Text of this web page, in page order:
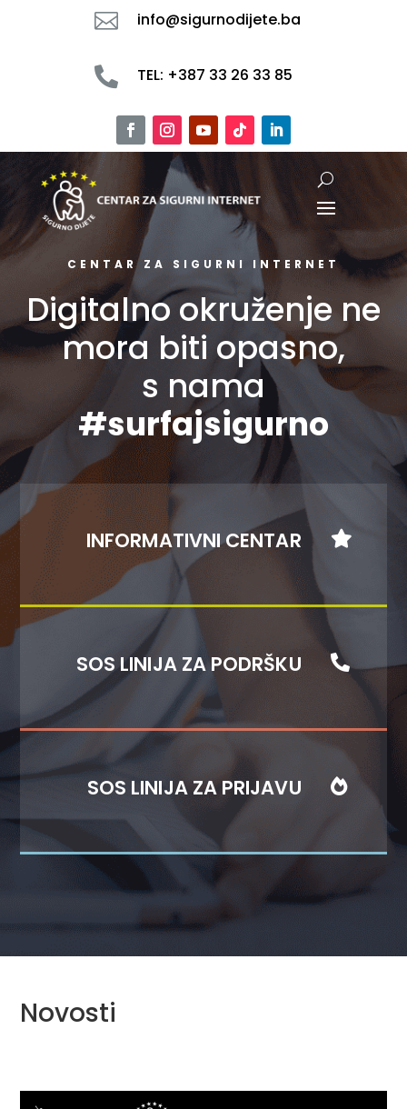
 info@sigurnodijete.ba
 TEL: +387 33 26 33 85
CENTAR ZA SIGURNI INTERNET
Digitalno okruženje ne
mora biti opasno,
s nama
#surfajsigurno

INFORMATIVNI CENTAR

SOS LINIJA ZA PODRŠKU

SOS LINIJA ZA PRIJAVU
Novosti